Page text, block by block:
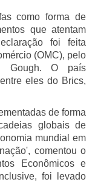
como forma de
que atentam
foi feita
(OMC), pelo
Gough. O país
eles do Brics,
de forma
globais de
mundial em
comentou o
Econômicos e
foi levado